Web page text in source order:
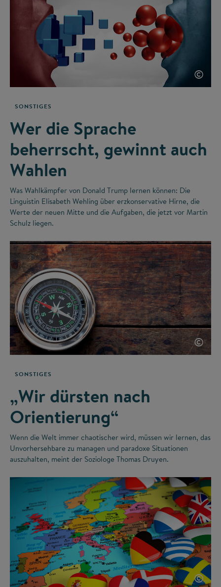
©
SONSTIGES
Wer die Sprache
beherrscht, gewinnt auch
Wahlen
Was Wahlkämpfer von Donald Trump lernen können: Die
Linguistin Elisabeth Wehling über erzkonservative Hirne, die
Werte der neuen Mitte und die Aufgaben, die jetzt vor Martin
Schulz liegen.
©
SONSTIGES
„Wir dürsten nach
Orientierung“
Wenn die Welt immer chaotischer wird, müssen wir lernen, das
Unvorhersehbare zu managen und paradoxe Situationen
auszuhalten, meint der Soziologe Thomas Druyen.
©